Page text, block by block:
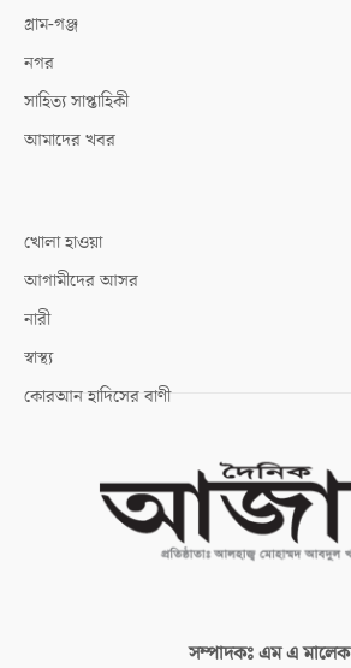
গ্রাম-গঞ্জ
নগর
সাহিত্য সাপ্তাহিকী
আমাদের খবর
খোলা হাওয়া
আগামীদের আসর
নারী
স্বাস্থ্য
কোরআন হাদিসের বাণী
সম্পাদকঃএম এ মালেক